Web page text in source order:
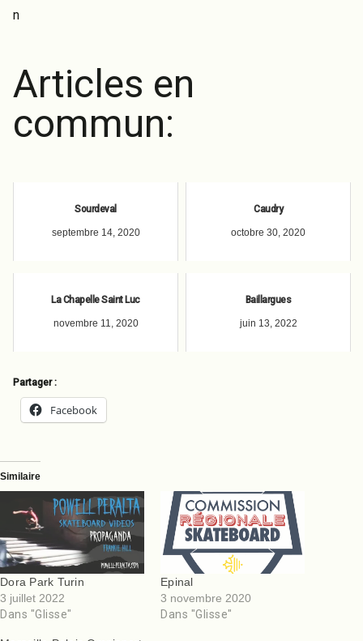
n
Articles en
commun:
Sourdeval
septembre 14, 2020
Caudry
octobre 30, 2020
La Chapelle Saint Luc
novembre 11, 2020
Baillargues
juin 13, 2022
Partager :
Facebook
Similaire
Dora Park Turin
3 juillet 2022
Dans "Glisse"
Epinal
3 novembre 2020
Dans "Glisse"